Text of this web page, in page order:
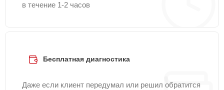
в течение 1-2 часов
Бесплатная диагностика
Даже если клиент передумал или решил обратится